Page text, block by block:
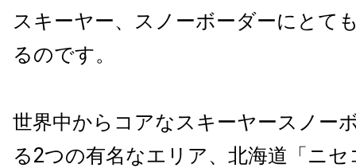
スキーヤー、スノーボーダーにとて
るのです。
世界中からコアなスキーヤースノー
る2つの有名なエリア、北海道「ニセ